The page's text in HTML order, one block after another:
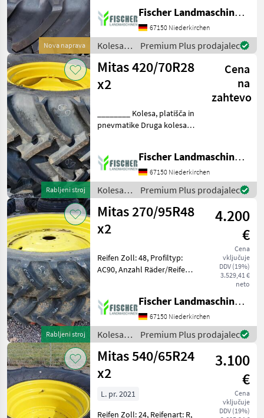
Nova naprava
Stck., Speedindex: A8,
Standardreifen ________
Kolesa, platišča in pnevm
Fischer Landmaschinen GmbH
67150 Niederkirchen
Kolesa,
platišča
in
pnevmatike
/ Mitas
Premium Plus prodajalec
Rabljeni stroj
Mitas 420/70R28
x2
Cena
na
zahtevo
pnevmatike Druga kolesa,
Fischer Landmaschinen GmbH
67150 Niederkirchen
Kolesa,
platišča
in
pnevmatike
/ Mitas
Premium Plus prodajalec
Rabljeni stroj
Mitas 270/95R48
x2
4.200
€
Cena
vključuje
DDV (19%)
3.529,41 €
neto
Reifen Zoll: 48, Profiltyp:
AC90, Anzahl Räder/Reifen:
W10x48 Kolesa, platišča in
pnevmatike Druga kolesa,
pl
Fischer Landmaschinen GmbH
67150 Niederkirchen
Kolesa,
platišča
in
pnevmatike
/ Mitas
Premium Plus prodajalec
Mitas 540/65R24
x2
3.100
€
Cena
vključuje
DDV (19%)
L. pr. 2021
Reifen Zoll: 24, Reifenart: R,